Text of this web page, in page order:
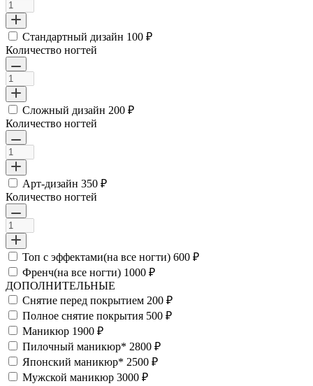
Стандартный дизайн 100 ₽
Количество ногтей
Сложный дизайн 200 ₽
Количество ногтей
Арт-дизайн 350 ₽
Количество ногтей
Топ с эффектами(на все ногти) 600 ₽
Френч(на все ногти) 1000 ₽
ДОПОЛНИТЕЛЬНЫЕ
Снятие перед покрытием 200 ₽
Полное снятие покрытия 500 ₽
Маникюр 1900 ₽
Пилочный маникюр* 2800 ₽
Японский маникюр* 2500 ₽
Мужской маникюр 3000 ₽